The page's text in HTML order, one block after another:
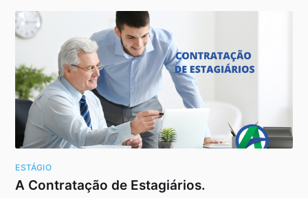
ESTÁGIO
A Contratação de Estagiários.